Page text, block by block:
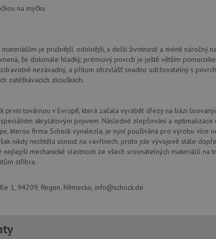
na myčku
je pružnější, odolnější, s delší životností a méně náročný
že dokonale hladký, prémiový povrch je ještě větším
nezávadný, a přitom obzvlášť snadno udržovatelný s
zatěžkávacích zkouškách.
první továrnou v Evropě, která začala vyrábět dřezy na bázi
speciálním akrylátovým pojivem. Následné zlepšování a
kterou firma Schock vynalezla, je nyní používána pro výrobu více
nikdy nechtěla usnout na vavřínech, proto jde vývojově stále
nejlepší mechanické vlastnosti ze všech srovnatelných materiálů na
stříbra.
1, 94209, Regen, Německo, info@schock.de